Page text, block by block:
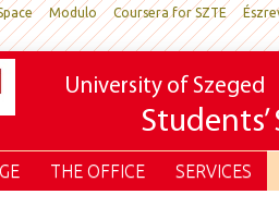
Modulo Coursera for SZTE
University of Szeged
THE OFFICE SERVICES